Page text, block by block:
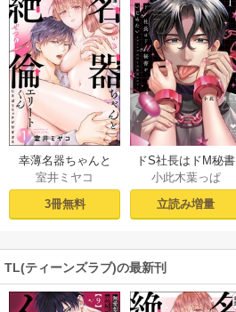
幸薄名器ちゃんと
絶倫エリートくん
むさぼりエッチが
甘すぎる（分冊
室井ミヤコ
3冊無料
ドS社長はドM秘書
をいじめたい～オ
フィスでぬれとろ
玩具レビュー～ 1
き】
小此木葉っぱ
立読み増量
TL(ティーンズラブ)の最新刊